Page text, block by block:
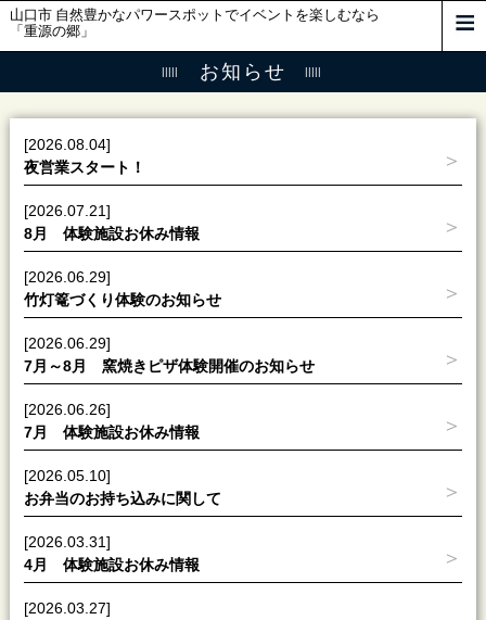
山口市 自然豊かなパワースポットでイベントを楽しむなら
「重源の郷」
お知らせ
[2026.08.04]
夜営業スタート！
[2026.07.21]
8月 体験施設お休み情報
[2026.06.29]
竹灯篭づくり体験のお知らせ
[2026.06.29]
7月～8月 窯焼きピザ体験開催のお知らせ
[2026.06.26]
7月 体験施設お休み情報
[2026.05.10]
お弁当のお持ち込みに関して
[2026.03.31]
4月 体験施設お休み情報
[2026.03.27]